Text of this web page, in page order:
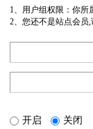
1、用户组权限：你所
2、您还不是站点会员
开启 关闭